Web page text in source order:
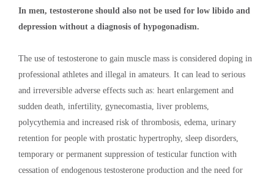
In men, testosterone should also not be used for low libido and
depression without a diagnosis of hypogonadism.
The use of testosterone to gain muscle mass is considered doping in
professional athletes and illegal in amateurs. It can lead to serious
and irreversible adverse effects such as: heart enlargement and
sudden death, infertility, gynecomastia, liver problems,
polycythemia and increased risk of thrombosis, edema, urinary
retention for people with prostatic hypertrophy, sleep disorders,
temporary or permanent suppression of testicular function with
cessation of endogenous testosterone production and the need for